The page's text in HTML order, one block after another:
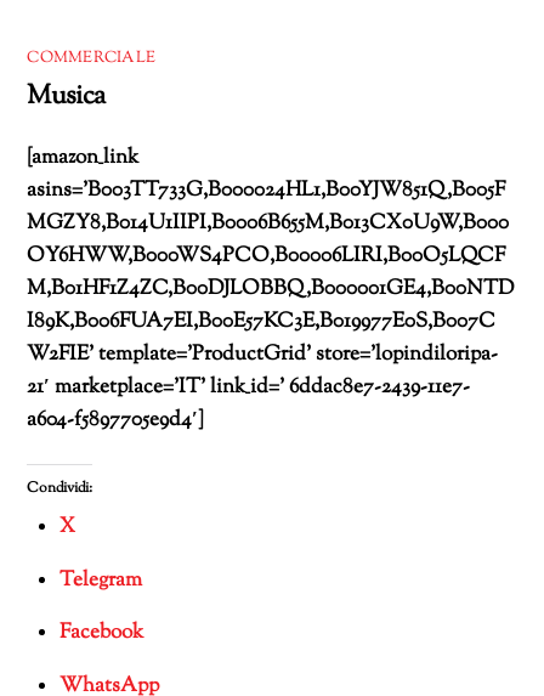
corso…
COMMERCIALE
Musica
[amazon_link
asins=’B003TT733G,B000024HL1,B00YJW851Q,B005F
MGZY8,B014U1IIPI,B0006B655M,B013CX0U9W,B000
OY6HWW,B000WS4PCO,B00006LIRI,B00O5LQCF
M,B01HF1Z4ZC,B00DJLOBBQ,B000001GE4,B00NTD
I89K,B006FUA7EI,B00E57KC3E,B019977E0S,B007C
W2FIE’ template=’ProductGrid’ store=’lopindiloripa-
21′ marketplace=’IT’ link_id=’ 6ddac8e7-2439-11e7-
a604-f5897705e9d4′]
Condividi:
X
Telegram
Facebook
WhatsApp